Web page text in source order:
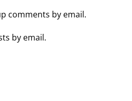
comments by email.
by email.